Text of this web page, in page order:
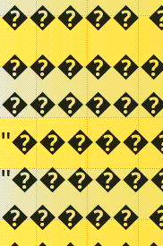
�����
�����